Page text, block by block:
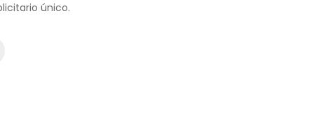
único.